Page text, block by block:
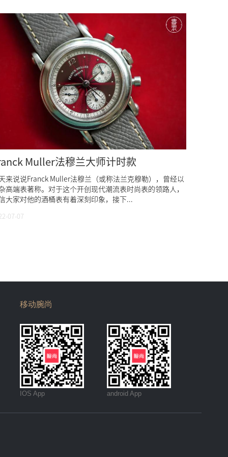
Muller法穆兰大师计时款
来说说Franck Muller法穆兰（或称法兰克穆勒），曾经以
高端表著称。对于这个开创现代潮流表时尚表的领路人，
大家对他的酒桶表有着深刻印象，接下...
07-07
移动腕尚
IOS App android App